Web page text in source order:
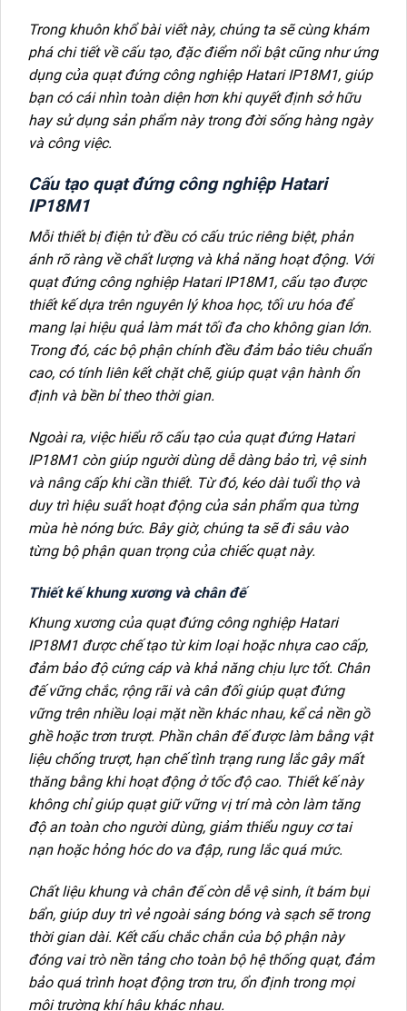
Trong khuôn khổ bài viết này, chúng ta sẽ cùng khám
phá chi tiết về cấu tạo, đặc điểm nổi bật cũng như ứng
dụng của quạt đứng công nghiệp Hatari IP18M1, giúp
bạn có cái nhìn toàn diện hơn khi quyết định sở hữu
hay sử dụng sản phẩm này trong đời sống hàng ngày
và công việc.
Cấu tạo quạt đứng công nghiệp Hatari
IP18M1
Mỗi thiết bị điện tử đều có cấu trúc riêng biệt, phản
ánh rõ ràng về chất lượng và khả năng hoạt động. Với
quạt đứng công nghiệp Hatari IP18M1, cấu tạo được
thiết kế dựa trên nguyên lý khoa học, tối ưu hóa để
mang lại hiệu quả làm mát tối đa cho không gian lớn.
Trong đó, các bộ phận chính đều đảm bảo tiêu chuẩn
cao, có tính liên kết chặt chẽ, giúp quạt vận hành ổn
định và bền bỉ theo thời gian.
Ngoài ra, việc hiểu rõ cấu tạo của quạt đứng Hatari
IP18M1 còn giúp người dùng dễ dàng bảo trì, vệ sinh
và nâng cấp khi cần thiết. Từ đó, kéo dài tuổi thọ và
duy trì hiệu suất hoạt động của sản phẩm qua từng
mùa hè nóng bức. Bây giờ, chúng ta sẽ đi sâu vào
từng bộ phận quan trọng của chiếc quạt này.
Thiết kế khung xương và chân đế
Khung xương của quạt đứng công nghiệp Hatari
IP18M1 được chế tạo từ kim loại hoặc nhựa cao cấp,
đảm bảo độ cứng cáp và khả năng chịu lực tốt. Chân
đế vững chắc, rộng rãi và cân đối giúp quạt đứng
vững trên nhiều loại mặt nền khác nhau, kể cả nền gồ
ghề hoặc trơn trượt. Phần chân đế được làm bằng vật
liệu chống trượt, hạn chế tình trạng rung lắc gây mất
thăng bằng khi hoạt động ở tốc độ cao. Thiết kế này
không chỉ giúp quạt giữ vững vị trí mà còn làm tăng
độ an toàn cho người dùng, giảm thiểu nguy cơ tai
nạn hoặc hỏng hóc do va đập, rung lắc quá mức.
Chất liệu khung và chân đế còn dễ vệ sinh, ít bám bụi
bẩn, giúp duy trì vẻ ngoài sáng bóng và sạch sẽ trong
thời gian dài. Kết cấu chắc chắn của bộ phận này
đóng vai trò nền tảng cho toàn bộ hệ thống quạt, đảm
bảo quá trình hoạt động trơn tru, ổn định trong mọi
môi trường khí hậu khác nhau.